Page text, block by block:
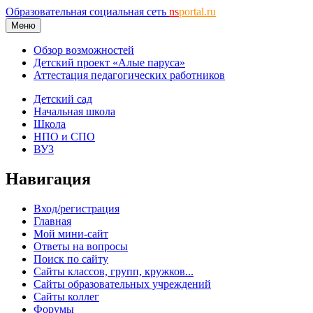
Образовательная социальная сеть nsportal.ru
Меню
Обзор возможностей
Детский проект «Алые паруса»
Аттестация педагогических работников
Детский сад
Начальная школа
Школа
НПО и СПО
ВУЗ
Навигация
Вход/регистрация
Главная
Мой мини-сайт
Ответы на вопросы
Поиск по сайту
Сайты классов, групп, кружков...
Сайты образовательных учреждений
Сайты коллег
Форумы